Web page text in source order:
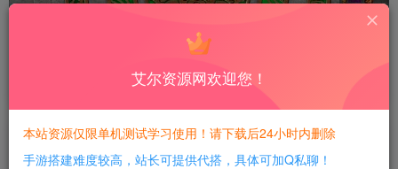
[手工架设]上古战纪修复版+大背包+全屏拾取+攻速加倍
端游资源 正文
豆豆呀
3年前更新
艾尔资源网欢迎您！
本站资源仅限单机测试学习使用！请下载后24小时内删除
手游搭建难度较高，站长可提供代搭，具体可加Q私聊！